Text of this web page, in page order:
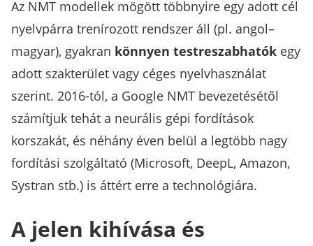
Az NMT modellek mögött többnyire egy adott cél
nyelvpárra trenírozott rendszer áll (pl. angol–
magyar), gyakran könnyen testreszabhatók egy
adott szakterület vagy céges nyelvhasználat
szerint. 2016-tól, a Google NMT bevezetésétől
számítjuk tehát a neurális gépi fordítások
korszakát, és néhány éven belül a legtöbb nagy
fordítási szolgáltató (Microsoft, DeepL, Amazon,
Systran stb.) is áttért erre a technológiára.
A jelen kihívása és